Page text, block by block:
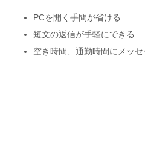
PCを開く手間が省ける
短文の返信が手軽にできる
空き時間、通勤時間にメッ